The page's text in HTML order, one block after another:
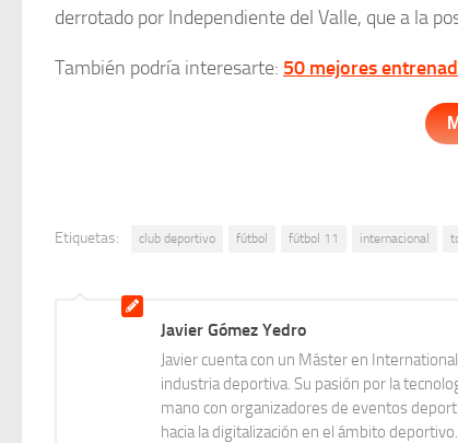
derrotado por Independiente del Valle, que a la
También podría interesarte: 50 mejores
Etiquetas: club deportivo fútbol fútbol 11 internacional
Javier Gómez Yedro
Javier cuenta con un Máster en
industria deportiva. Su pasión por la
mano con organizadores de eventos
hacia la digitalización en el ámbito